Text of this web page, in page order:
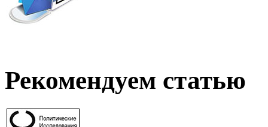
Рекомендуем статью